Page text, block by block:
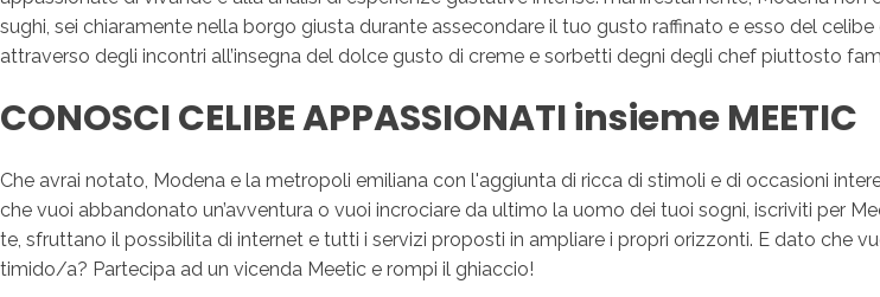
sughi, sei chiaramente nella borgo giusta durante assecondare il tuo gusto raffinato e esso del
attraverso degli incontri all’insegna del dolce gusto di creme e sorbetti degni degli chef piuttosto
CONOSCI CELIBE APPASSIONATI insieme MEETIC
Che avrai notato, Modena e la metropoli emiliana con l'aggiunta di ricca di stimoli e di occasioni
che vuoi abbandonato un’avventura o vuoi incrociare da ultimo la uomo dei tuoi sogni, iscriviti per
te, sfruttano il possibilita di internet e tutti i servizi proposti in ampliare i propri orizzonti. E dato che
timido/a? Partecipa ad un vicenda Meetic e rompi il ghiaccio!